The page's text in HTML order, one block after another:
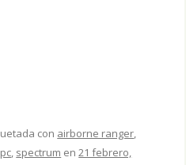
con airborne ranger,
pc, spectrum en21 febrero,